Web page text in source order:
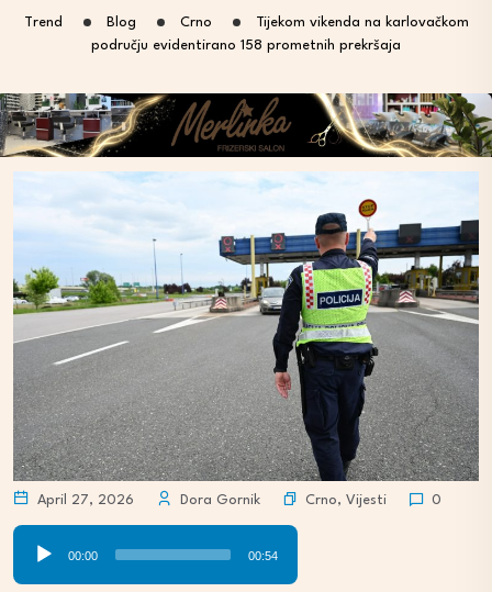
Trend Blog Crno
Tijekom vikenda na karlovačkom
području evidentirano 158 prometnih prekršaja
April 27, 2026 Dora Gornik Crno, Vijesti 0
Audio
Player
00:00 00:54